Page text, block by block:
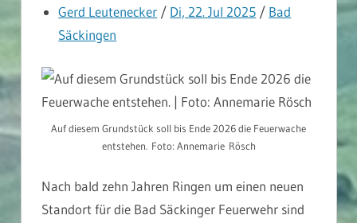
Gerd Leutenecker / Di, 22. Jul 2025 / Bad
Säckingen
Auf diesem Grundstück soll bis Ende 2026 die Feuerwache
entstehen. Foto: Annemarie Rösch
Nach bald zehn Jahren Ringen um einen neuen
Standort für die Bad Säckinger Feuerwehr sind